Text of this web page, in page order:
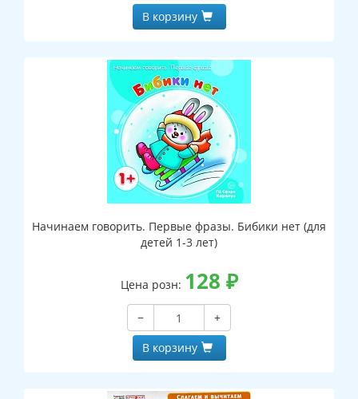
В корзину
Начинаем говорить. Первые фразы. Бибики нет (для
детей 1-3 лет)
Цена розн: 128 ₽
−
+
В корзину